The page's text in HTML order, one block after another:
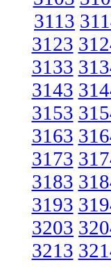
3113
3123
3133
3143
3153
3163
3173
3183
3193
3203
3213